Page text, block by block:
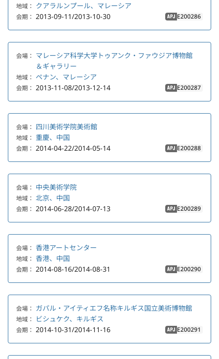
地域： クアラルンプール、マレーシア
会期： 2013-09-11/2013-10-30 APJ E200286
会場： マレーシア科学大学トゥアンク・ファウジア博物館
＆ギャラリー
地域： ペナン、マレーシア
会期： 2013-11-08/2013-12-14 APJ E200287
会場： 四川美術学院美術館
地域： 重慶、中国
会期： 2014-04-22/2014-05-14 APJ E200288
会場： 中央美術学院
地域： 北京、中国
会期： 2014-06-28/2014-07-13 APJ E200289
会場： 香港アートセンター
地域： 香港、中国
会期： 2014-08-16/2014-08-31 APJ E200290
会場： ガパル・アイティエフ名称キルギス国立美術博物館
地域： ビシュケク、キルギス
会期： 2014-10-31/2014-11-16 APJ E200291